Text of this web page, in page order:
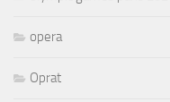
opera
Oprat